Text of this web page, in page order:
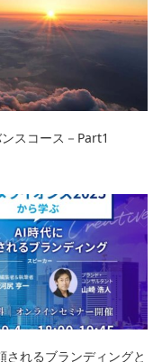
スコース－Part1
されるブランディングと